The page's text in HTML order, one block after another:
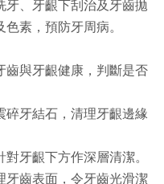
牙、牙齦下刮治及牙齒拋
素，預防牙周病。
齒與牙齦健康，判斷是否
碎牙結石，清理牙齦邊緣
牙齦下方作深層清潔。
牙齒表面，令牙齒光滑潔